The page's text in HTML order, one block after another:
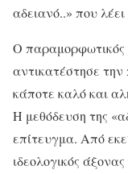
αδειανό..» που
Ο παραμορφωτικός
αντικατέστησε
κάποτε καλό και
Η μεθόδευση της
επίτευγμα. Από
ιδεολογικός